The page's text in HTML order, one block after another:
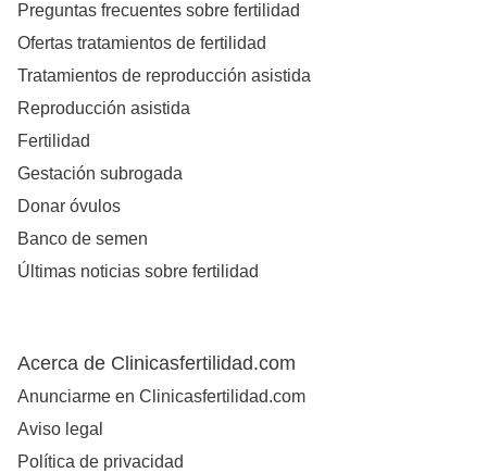
Preguntas frecuentes sobre fertilidad
Ofertas tratamientos de fertilidad
Tratamientos de reproducción asistida
Reproducción asistida
Fertilidad
Gestación subrogada
Donar óvulos
Banco de semen
Últimas noticias sobre fertilidad
Acerca de Clinicasfertilidad.com
Anunciarme en Clinicasfertilidad.com
Aviso legal
Política de privacidad